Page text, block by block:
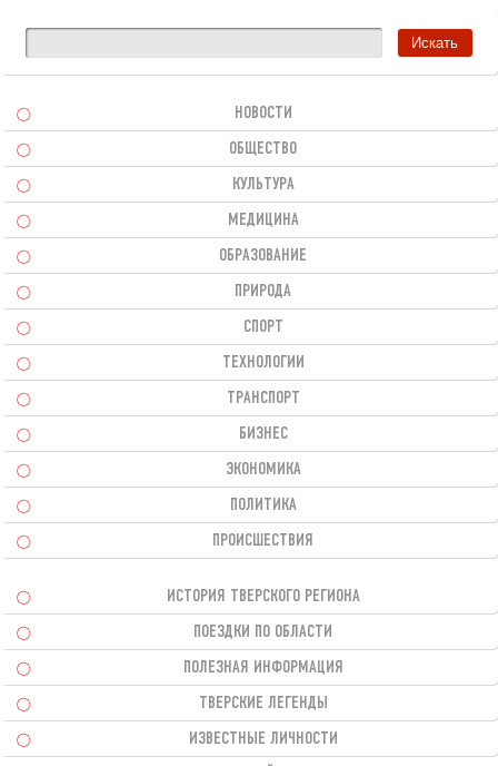
НОВОСТИ
ОБЩЕСТВО
КУЛЬТУРА
МЕДИЦИНА
ОБРАЗОВАНИЕ
ПРИРОДА
СПОРТ
ТЕХНОЛОГИИ
ТРАНСПОРТ
БИЗНЕС
ЭКОНОМИКА
ПОЛИТИКА
ПРОИСШЕСТВИЯ
ИСТОРИЯ ТВЕРСКОГО РЕГИОНА
ПОЕЗДКИ ПО ОБЛАСТИ
ПОЛЕЗНАЯ ИНФОРМАЦИЯ
ТВЕРСКИЕ ЛЕГЕНДЫ
ИЗВЕСТНЫЕ ЛИЧНОСТИ